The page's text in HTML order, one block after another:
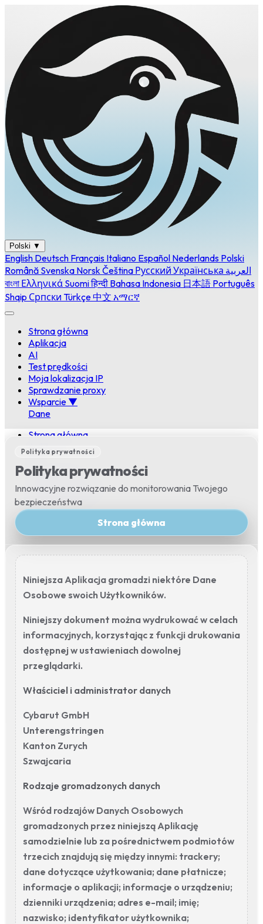
Polski ▼
English Deutsch Français Italiano Español Nederlands Polski
Română Svenska NorskČeština Русский Українська العربية
বাংলা Ελληνικά Suomiहिन्दी Bahasa Indonesia 日本語 Português
Shqip Српски Türkçe中文 አማርኛ
Strona główna
Aplikacja
AI
Test prędkości
Moja lokalizacja IP
Sprawdzanie proxy
Wsparcie ▼
Dane
Strona główna
Aplikacja
Test prędkości
Moja lokalizacja IP
Sprawdzanie proxy
Wsparcie▼
Polityka prywatności
Polityka prywatności
Innowacyjne rozwiązanie do monitorowania Twojego
bezpieczeństwa
Strona główna
Niniejsza Aplikacja gromadzi niektóre Dane
Osobowe swoich Użytkowników.
Niniejszy dokument można wydrukować w celach
informacyjnych, korzystając z funkcji drukowania
dostępnej w ustawieniach dowolnej
przeglądarki.
Właściciel i administrator danych
Cybarut GmbH
Unterengstringen
Kanton Zurych
Szwajcaria
Rodzaje gromadzonych danych
Wśród rodzajów Danych Osobowych
gromadzonych przez niniejszą Aplikację
samodzielnie lub za pośrednictwem podmiotów
trzecich znajdują się między innymi: trackery;
dane dotyczące użytkowania; dane płatnicze;
informacje o aplikacji; informacje o urządzeniu;
dzienniki urządzenia; adres e-mail; imię;
nazwisko; identyfikator użytkownika;